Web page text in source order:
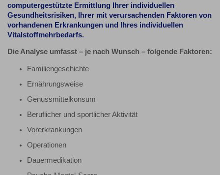
computergestützte Ermittlung Ihrer individuellen
Gesundheitsrisiken, Ihrer mit verursachenden Faktoren von
vorhandenen Erkrankungen und Ihres individuellen
Vitalstoffmehrbedarfs.
Die Analyse umfasst – je nach Wunsch – folgende Faktoren:
Familiengeschichte
Ernährungsweise
Genussmittelkonsum
Beruflicher und sportlicher Aktivität
Vorerkrankungen
Operationen
Dauermedikation